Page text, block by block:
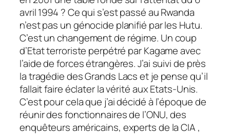
avril 1994 ? Ce qui s’est passé au Rwanda
n’est pas un génocide planifié par les Hutu.
C’est un changement de régime. Un coup
d’Etat terroriste perpétré par Kagame avec
l’aide de forces étrangères. J’ai suivi de près
la tragédie des Grands Lacs et je pense qu’il
fallait faire éclater la vérité aux Etats-Unis.
C’est pour cela que j’ai décidé à l’époque de
réunir des fonctionnaires de l’ONU, des
enquêteurs américains, experts de la CIA ,